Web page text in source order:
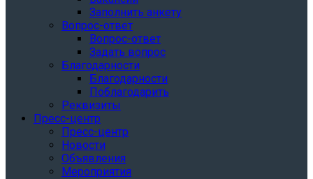
Заполнить анкету
Вопрос-ответ
Вопрос-ответ
Задать вопрос
Благодарности
Благодарности
Поблагодарить
Реквизиты
Пресс-центр
Пресс-центр
Новости
Объявления
Мероприятия